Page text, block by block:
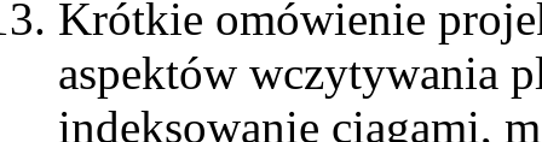
Krótkie omówienie
aspektów wczytywania
indeksowanie ciągami,